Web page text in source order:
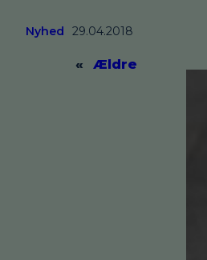
Nyhed 29.04.2018
« Ældre